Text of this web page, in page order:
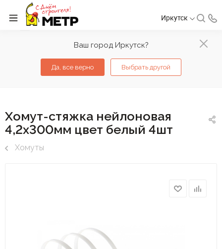
Ваш город Иркутск?
Да, все верно Выбрать другой
Иркутск
Хомут-стяжка нейлоновая
4,2х300мм цвет белый 4шт
Хомуты